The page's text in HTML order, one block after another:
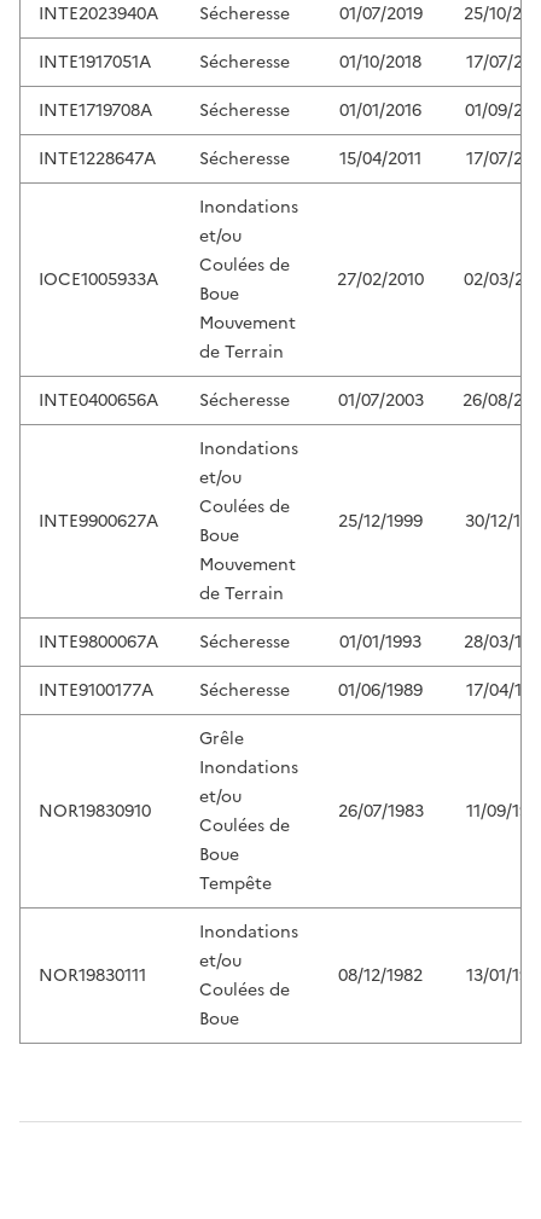
INTE2023940A
Sécheresse 01/07/2019
25/10/
INTE1917051A
Sécheresse 01/10/2018
17/07/
INTE1719708A
Sécheresse 01/01/2016
01/09/
INTE1228647A
Sécheresse 15/04/2011 17/07/
IOCE1005933A
Inondations
et/ou
Coulées de
Boue
Mouvement
de Terrain
27/02/2010 02/03/
INTE0400656A Sécheresse 01/07/2003 26/08/
INTE9900627A
Inondations
et/ou
Coulées de
Boue
Mouvement
de Terrain
25/12/1999 30/12/
INTE9800067A Sécheresse 01/01/1993
28/03/
INTE9100177A
Sécheresse 01/06/1989 17/04/
NOR19830910
Grêle
Inondations
et/ou
Coulées de
Boue
Tempête
26/07/1983 11/09/
NOR19830111
Inondations
et/ou
Coulées de
Boue
08/12/1982 13/01/